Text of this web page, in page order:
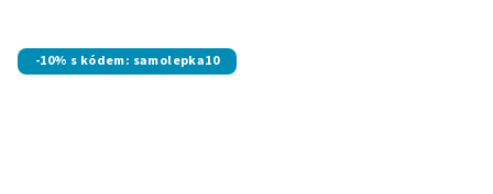
-10% s kódem: samolepka10